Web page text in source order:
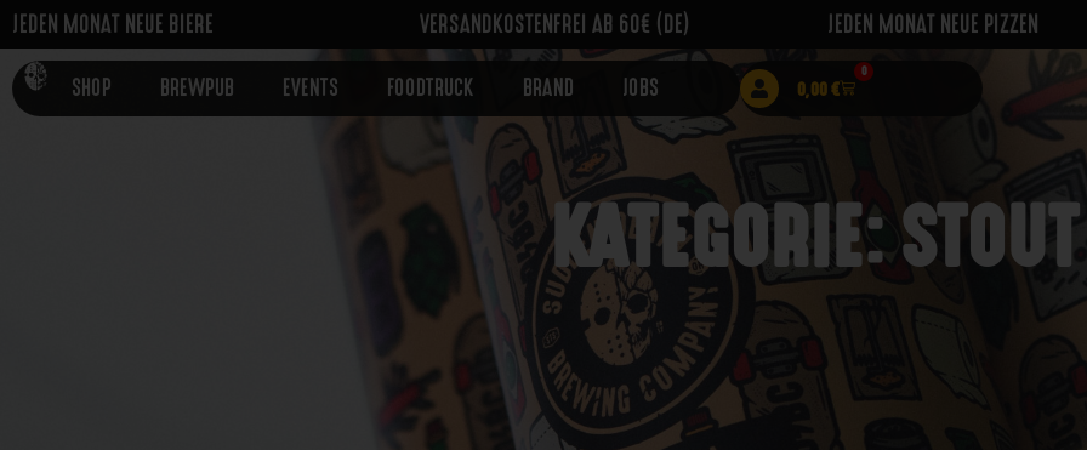
JEDEN MONAT NEUE BIERE VERSANDKOSTENFREI AB 60€ (DE) JEDEN MONAT NEUE PIZZEN
SHOP BREWPUB EVENTS FOODTRUCK BRAND JOBS 0,00€
0
KATEGORIE: STOUT